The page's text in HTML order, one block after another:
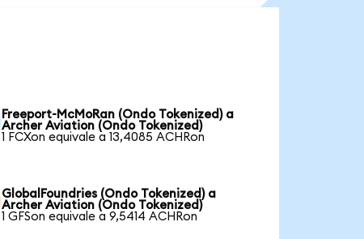
Freeport-McMoRan (Ondo Tokenized) a
Archer Aviation (Ondo Tokenized)
1 FCXon equivale a 13,4085 ACHRon
GlobalFoundries (Ondo Tokenized) a
Archer Aviation (Ondo Tokenized)
1 GFSon equivale a 9,5414 ACHRon